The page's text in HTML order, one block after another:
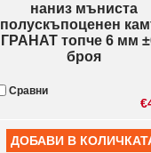
наниз мъниста
полускъпоценен
ГРАНАТ топче 6 мм
броя
Сравни